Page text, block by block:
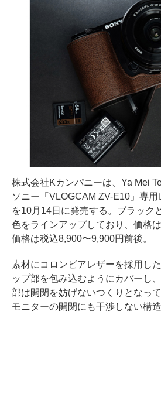
株式会社Kカンパニーは、Ya Mei
ソニー「VLOGCAM ZV-E10」専
を10月14日に発売する。ブラック
色をラインアップしており、価格
価格は税込8,900〜9,900円前後。
素材にコロンビアレザーを採用し
ップ部を包み込むようにカバーし
部は開閉を妨げないつくりとなっ
モニターの開閉にも干渉しない構